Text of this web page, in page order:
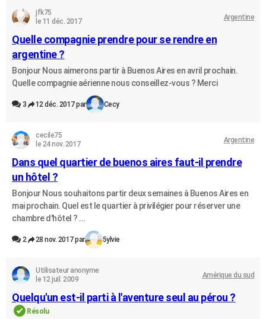
jfk75
le 11 déc. 2017
Argentine
Quelle compagnie prendre pour se rendre en
argentine ?
Bonjour Nous aimerons partir à Buenos Aires en avril prochain.
Quelle compagnie aérienne nous conseillez-vous ? Merci
3 12 déc. 2017 par Cecy
cecile75
le 24 nov. 2017
Argentine
Dans quel quartier de buenos aires faut-il prendre
un hôtel ?
Bonjour Nous souhaitons partir deux semaines à Buenos Aires en
mai prochain. Quel est le quartier à privilégier pour réserver une
chambre d'hôtel ? ...
2 28 nov. 2017 par 5ylvie
Utilisateur anonyme
le 12 juil. 2009
Amérique du sud
Quelqu'un est-il parti à l'aventure seul au pérou ?
Résolu